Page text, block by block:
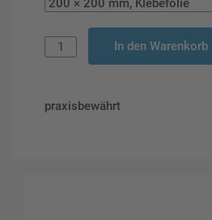
In den Warenkorb
praxisbewährt